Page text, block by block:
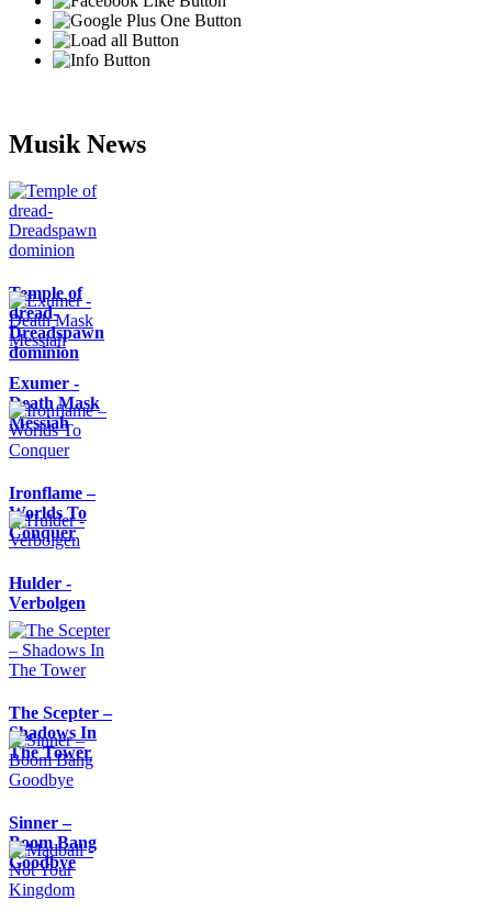
Musik News
Temple of
dread-
Dreadspawn
dominion
Exumer -
Death Mask
Messiah
Ironflame –
Worlds To
Conquer
Hulder -
Verbolgen
The Scepter –
Shadows In
The Tower
Sinner –
Boom Bang
Goodbye